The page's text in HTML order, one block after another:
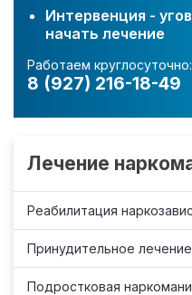
Интервенция -
начать лечение
Работаем круглосуточно:
8 (927) 216-18-49
Лечение
Реабилитация
Принудительное лечение
Подростковая